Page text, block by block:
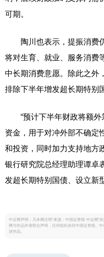
可期。
陶川也表示，提振消费仍
将对生育、就业、服务消费
中长期消费意愿。除此之外
排除下半年增发超长期特别
“预计下半年财政将额外
资金，用于对冲外部不确定
和投资，同时加力支持地方
银行研究院总经理助理谭卓
发超长期特别国债、设立新
中证网声明：凡本网注明“来源：中国证券报·中证网”
网与作品作者联合声明，任何组织未经中国证券报、
述作品。